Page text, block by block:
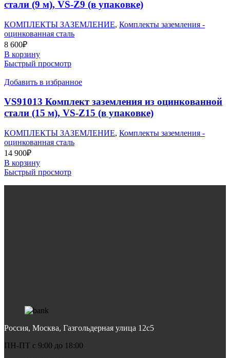
стали (9 м), VS-Z9 (в упаковке)
КОМПЛЕКТЫ ЗАЗЕМЛЕНИЕ, Комплекты заземления -
оцинкованная сталь
8 600₽
В корзину
Быстрый просмотр
Добавить в избранное
VS91013 Комплект заземления из оцинкованной
стали (15 м), VS-Z15 (в упаковке)
КОМПЛЕКТЫ ЗАЗЕМЛЕНИЕ, Комплекты заземления -
оцинкованная сталь
14 900₽
В корзину
Быстрый просмотр
Россия, Москва, Газгольдерная улица 12с5
ПН-ПТ c 9:00 до 18:00